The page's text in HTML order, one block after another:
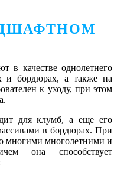
в качестве однолетнего
и бордюрах, а также на
к уходу, при этом
для клумб, а еще его
в бордюрах. При
многими многолетними и
она способствует